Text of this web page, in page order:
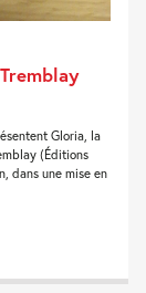
Gloria, la
(Éditions
dans une mise en